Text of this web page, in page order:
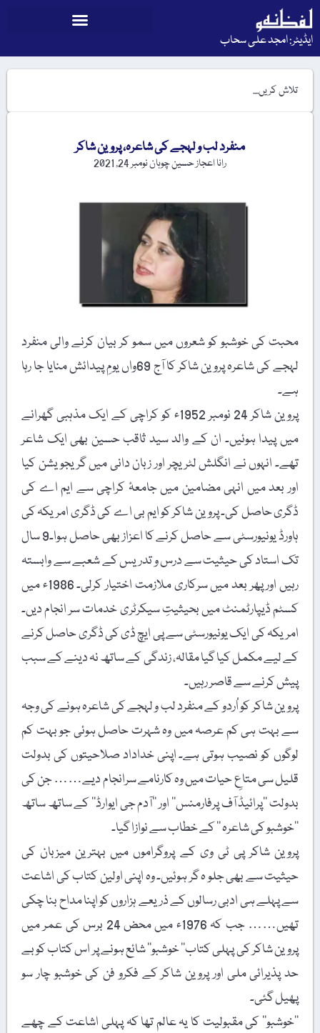
ایڈیٹر: امجد علی سحاب
منفرد لب و لہجے کی شاعرہ، پروین شاکر
رانا اعجاز حسین چوہاننومبر 24, 2021
محبت کی خوشبو کو شعروں میں سمو کر بیان کرنے والی منفرد
لہجے کی شاعرہ پروین شاکر کا آج 69واں یومِ پیدائش منایا جا رہا
ہے۔
پروین شاکر 24 نومبر 1952ء کو کراچی کے ایک مذہبی گھرانے
میں پیدا ہوئیں۔ ان کے والد سید ثاقب حسین بھی ایک شاعر
تھے۔ انہوں نے انگلش لٹریچر اور زبان دانی میں گریجویشن کیا
اور بعد میں انہی مضامین میں جامعۂ کراچی سے ایم اے کی
ڈگری حاصل کی۔ پروین شاکر کو ایم بی اے کی ڈگری امریکہ کی
ہاورڈ یونیورسٹی سے حاصل کرنے کا اعزاز بھی حاصل ہوا۔9 سال
تک استاد کی حیثیت سے درس و تدریس کے شعبے سے وابستہ
رہیں اور پھر بعد میں سرکاری ملازمت اختیار کرلی۔ 1986ء میں
کسٹم ڈیپارٹمنٹ میں بحیثیتِ سیکرٹری خدمات سر انجام دیں۔
امریکہ کی ایک یونیورسٹی سے پی ایچ ڈی کی ڈگری حاصل کرنے
کے لیے مکمل کیا گیا مقالہ، زندگی کے ساتھ نہ دینے کے سبب
پیش کرنے سے قاصر رہیں۔
پروین شاکر کو اُردو کے منفرد لب و لہجے کی شاعرہ ہونے کی وجہ
سے بہت ہی کم عرصہ میں وہ شہرت حاصل ہوئی جو بہت کم
لوگوں کو نصیب ہوتی ہے۔ اپنی خداداد صلاحیتوں کی بدولت
قلیل سی متاعِ حیات میں وہ کارنامے سرانجام دیے…… جن کی
بدولت ’’پرائیڈ آف پرفارمنس‘‘ اور ’’آدم جی ایوارڈ‘‘ کے ساتھ ساتھ
’’خوشبو کی شاعرہ ‘‘ کے خطاب سے نوازا گیا۔
پروین شاکر پی ٹی وی کے پروگراموں میں بہترین میزبان کی
حیثیت سے بھی جلو ہ گر ہوئیں۔ وہ اپنی اولین کتاب کی اشاعت
سے پہلے ہی ادبی رسالوں کے ذریعے ہزاروں کو اپنا مداح بنا چکی
تھیں…… جب کہ 1976ء میں محض 24 برس کی عمر میں
پروین شاکر کی پہلی کتاب’’ خوشبو‘‘ شائع ہونے پر اس کتاب کو بے
حد پذیرائی ملی اور پروین شاکر کے فکرو فن کی خوشبو چار سو
پھیل گئی۔
’’خوشبو‘‘ کی مقبولیت کا یہ عالم تھا کہ پہلی اشاعت کے چھے